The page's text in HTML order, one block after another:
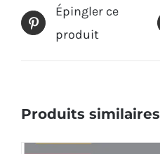
Épingler ce
produit
Produits similaires